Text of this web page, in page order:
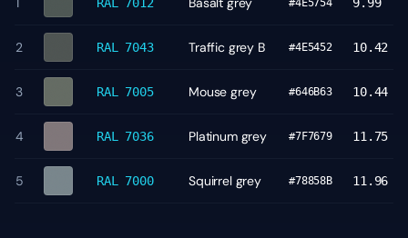
#4E5754
2 RAL 7043 Traffic grey B #4E5452 10.42
3 RAL 7005 Mouse grey #646B63 10.44
4 RAL 7036 Platinum grey #7F7679 11.75
5 RAL 7000 Squirrel grey #78858B 11.96